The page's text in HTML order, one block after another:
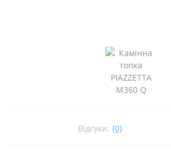
Відгуки: (0)